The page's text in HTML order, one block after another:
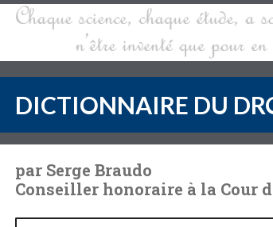
DICTIONNAIRE DU
par Serge Braudo
Conseiller honoraire à la Cour